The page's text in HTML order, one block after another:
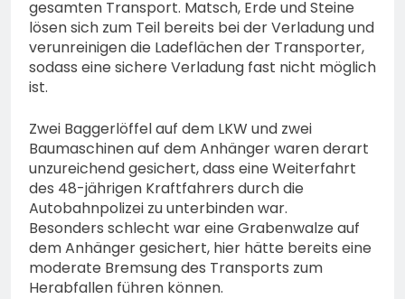
gesamten Transport. Matsch, Erde und Steine
lösen sich zum Teil bereits bei der Verladung und
verunreinigen die Ladeflächen der Transporter,
sodass eine sichere Verladung fast nicht möglich
ist.
Zwei Baggerlöffel auf dem LKW und zwei
Baumaschinen auf dem Anhänger waren derart
unzureichend gesichert, dass eine Weiterfahrt
des 48-jährigen Kraftfahrers durch die
Autobahnpolizei zu unterbinden war.
Besonders schlecht war eine Grabenwalze auf
dem Anhänger gesichert, hier hätte bereits eine
moderate Bremsung des Transports zum
Herabfallen führen können.